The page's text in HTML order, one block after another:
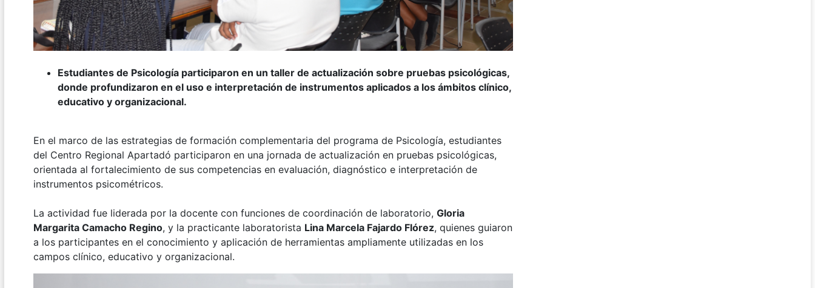
Estudiantes de Psicología participaron en un taller de actualización sobre pruebas psicológicas,
donde profundizaron en el uso e interpretación de instrumentos aplicados a los ámbitos clínico,
educativo y organizacional.
En el marco de las estrategias de formación complementaria del programa de Psicología, estudiantes
del Centro Regional Apartadó participaron en una jornada de actualización en pruebas psicológicas,
orientada al fortalecimiento de sus competencias en evaluación, diagnóstico e interpretación de
instrumentos psicométricos.
La actividad fue liderada por la docente con funciones de coordinación de laboratorio, Gloria
Margarita Camacho Regino, y la practicante laboratorista Lina Marcela Fajardo Flórez, quienes guiaron
a los participantes en el conocimiento y aplicación de herramientas ampliamente utilizadas en los
campos clínico, educativo y organizacional.